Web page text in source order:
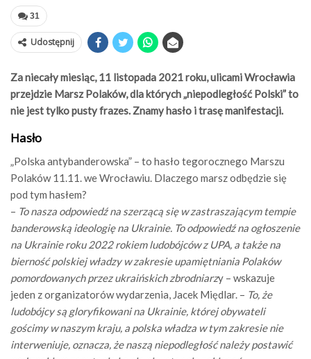
31
Udostępnij
Za niecały miesiąc, 11 listopada 2021 roku, ulicami Wrocławia
przejdzie Marsz Polaków, dla których „niepodległość Polski” to
nie jest tylko pusty frazes. Znamy hasło i trasę manifestacji.
Hasło
„Polska antybanderowska” – to hasło tegorocznego Marszu
Polaków 11.11. we Wrocławiu. Dlaczego marsz odbędzie się
pod tym hasłem?
– To nasza odpowiedź na szerzącą się w zastraszającym tempie
banderowską ideologię na Ukrainie. To odpowiedź na ogłoszenie
na Ukrainie roku 2022 rokiem ludobójców z UPA, a także na
bierność polskiej władzy w zakresie upamiętniania Polaków
pomordowanych przez ukraińskich zbrodniarzy – wskazuje
jeden z organizatorów wydarzenia, Jacek Międlar. – To, że
ludobójcy są gloryfikowani na Ukrainie, której obywateli
gościmy w naszym kraju, a polska władza w tym zakresie nie
interweniuje, oznacza, że naszą niepodległość należy postawić